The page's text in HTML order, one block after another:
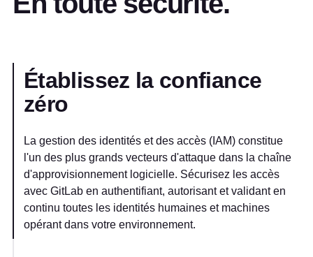
Établissez la confiance
zéro
La gestion des identités et des accès (IAM) constitue
l'un des plus grands vecteurs d'attaque dans la chaîne
d'approvisionnement logicielle. Sécurisez les accès
avec GitLab en authentifiant, autorisant et validant en
continu toutes les identités humaines et machines
opérant dans votre environnement.